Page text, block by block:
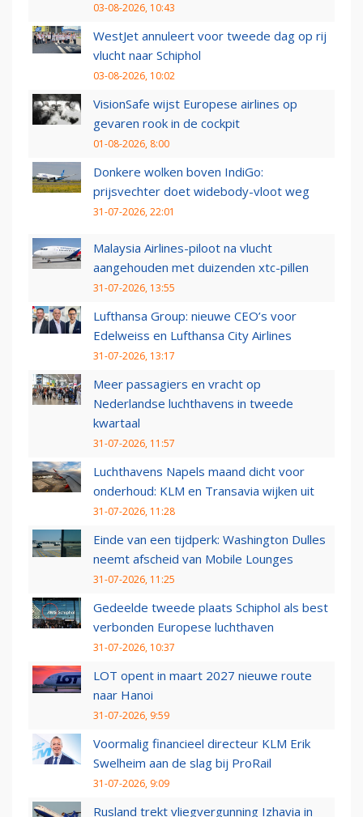
03-08-2026, 10:43
WestJet annuleert voor tweede dag op rij
vlucht naar Schiphol
03-08-2026, 10:02
VisionSafe wijst Europese airlines op
gevaren rook in de cockpit
01-08-2026, 8:00
Donkere wolken boven IndiGo:
prijsvechter doet widebody-vloot weg
31-07-2026, 22:01
Malaysia Airlines-piloot na vlucht
aangehouden met duizenden xtc-pillen
31-07-2026, 13:55
Lufthansa Group: nieuwe CEO’s voor
Edelweiss en Lufthansa City Airlines
31-07-2026, 13:17
Meer passagiers en vracht op
Nederlandse luchthavens in tweede
kwartaal
31-07-2026, 11:57
Luchthavens Napels maand dicht voor
onderhoud: KLM en Transavia wijken uit
31-07-2026, 11:28
Einde van een tijdperk: Washington Dulles
neemt afscheid van Mobile Lounges
31-07-2026, 11:25
Gedeelde tweede plaats Schiphol als best
verbonden Europese luchthaven
31-07-2026, 10:37
LOT opent in maart 2027 nieuwe route
naar Hanoi
31-07-2026, 9:59
Voormalig financieel directeur KLM Erik
Swelheim aan de slag bij ProRail
31-07-2026, 9:09
Rusland trekt vliegvergunning Izhavia in